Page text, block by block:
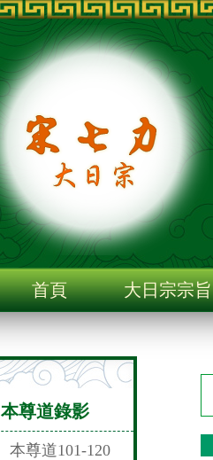
首頁 大日宗宗旨
聯絡我們
本尊道錄影
本尊道101-120